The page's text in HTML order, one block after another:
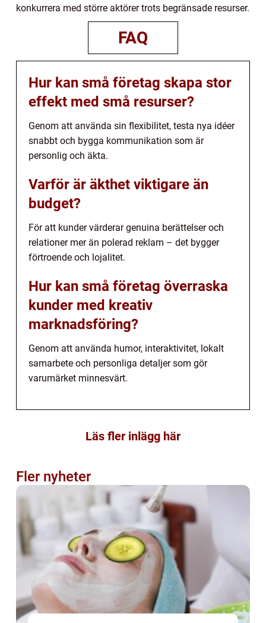
konkurrera med större aktörer trots begränsade resurser.
FAQ
Hur kan små företag skapa stor
effekt med små resurser?
Genom att använda sin flexibilitet, testa nya idéer
snabbt och bygga kommunikation som är
personlig och äkta.
Varför är äkthet viktigare än
budget?
För att kunder värderar genuina berättelser och
relationer mer än polerad reklam – det bygger
förtroende och lojalitet.
Hur kan små företag överraska
kunder med kreativ
marknadsföring?
Genom att använda humor, interaktivitet, lokalt
samarbete och personliga detaljer som gör
varumärket minnesvärt.
Läs fler inlägg här
Fler nyheter